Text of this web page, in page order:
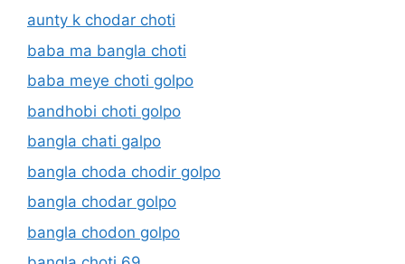
aunty k chodar choti
baba ma bangla choti
baba meye choti golpo
bandhobi choti golpo
bangla chati galpo
bangla choda chodir golpo
bangla chodar golpo
bangla chodon golpo